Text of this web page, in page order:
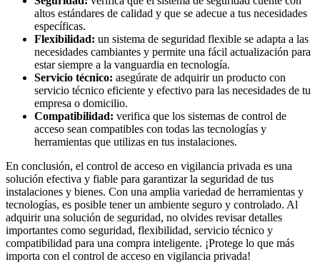
altos estándares de calidad y que se adecue a tus necesidades
específicas.
Flexibilidad: un sistema de seguridad flexible se adapta a las
necesidades cambiantes y permite una fácil actualización para
estar siempre a la vanguardia en tecnología.
Servicio técnico: asegúrate de adquirir un producto con
servicio técnico eficiente y efectivo para las necesidades de tu
empresa o domicilio.
Compatibilidad: verifica que los sistemas de control de
acceso sean compatibles con todas las tecnologías y
herramientas que utilizas en tus instalaciones.
En conclusión, el control de acceso en vigilancia privada es una
solución efectiva y fiable para garantizar la seguridad de tus
instalaciones y bienes. Con una amplia variedad de herramientas y
tecnologías, es posible tener un ambiente seguro y controlado. Al
adquirir una solución de seguridad, no olvides revisar detalles
importantes como seguridad, flexibilidad, servicio técnico y
compatibilidad para una compra inteligente. ¡Protege lo que más
importa con el control de acceso en vigilancia privada!